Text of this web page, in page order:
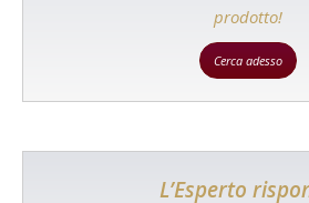
prodotto!
Cerca adesso
L’Esperto